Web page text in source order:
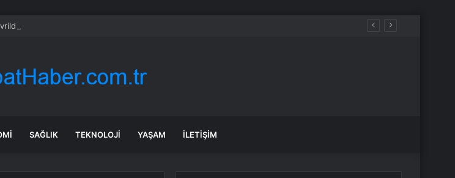
SAĞLIK TEKNOLOJI YAŞAM İLETIŞIM